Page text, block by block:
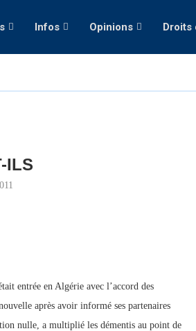
Infos Opinions Droits
ILS
entrée en Algérie avec l’accord des
après avoir informé ses partenaires
nulle, a multiplié les démentis au point de